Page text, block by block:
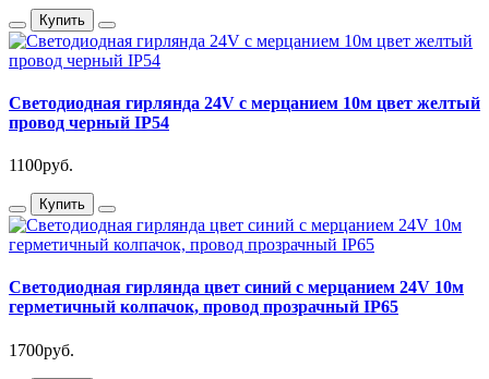
Купить
Светодиодная гирлянда 24V с мерцанием 10м цвет желтый
провод черный IP54
1100руб.
Купить
Светодиодная гирлянда цвет синий с мерцанием 24V 10м
герметичный колпачок, провод прозрачный IP65
1700руб.